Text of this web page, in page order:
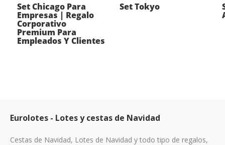
Set Chicago Para
Empresas | Regalo
Corporativo
Premium Para
Empleados Y Clientes
Set Tokyo
Eurolotes - Lotes y cestas de Navidad
Cestas de Navidad, Lotes de Navidad y todo tipo de regalos,